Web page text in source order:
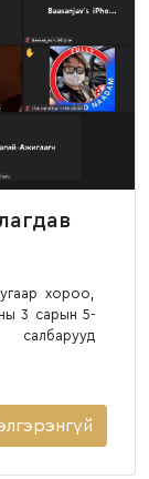
хороо,
3 сарын 5-